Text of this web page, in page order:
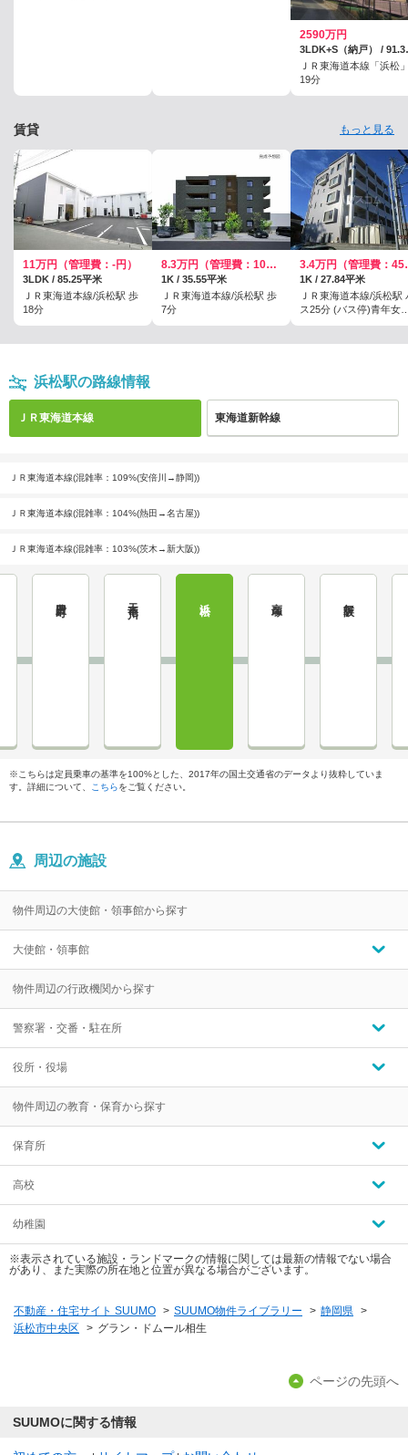
2590万円
ＪＲ東海道本線「浜松
19分
賃貸 もっと見る
11万円（管理費：-円）
3LDK / 85.25平米
ＪＲ東海道本線/浜松駅 歩
18分
8.3万円（管理費：10000円）
1K / 35.55平米
ＪＲ東海道本線/浜松駅 歩
7分
3.4
1K / 27.84平米
ＪＲ東海道本線/浜松駅
ス25分 (バス停)青年女
浜松駅の路線情報
ＪＲ東海道本線 東海道新幹線
ＪＲ東海道本線(混雑率：109%(安倍川→静岡))
ＪＲ東海道本線(混雑率：104%(熱田→名古屋))
ＪＲ東海道本線(混雑率：103%(茨木→新大阪))
※こちらは定員乗車の基準を100%とした、2017年の国土交通省のデータより抜粋していま
す。詳細について、
こちらをご覧ください。
周辺の施設
物件周辺の大使館・領事館から探す
大使館・領事館
物件周辺の行政機関から探す
警察署・交番・駐在所
役所・役場
物件周辺の教育・保育から探す
保育所
高校
幼稚園
※表示されている施設・ランドマークの情報に関しては最新の情報でない場合
があり、また実際の所在地と位置が異なる場合がございます。
不動産・住宅サイト SUUMO > SUUMO物件ライブラリー > 静岡県 >
浜松市中央区
> グラン・ドムール相生
ページの先頭へ
SUUMOに関する情報